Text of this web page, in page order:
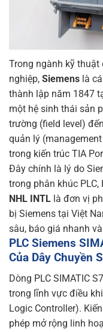
Trong ngành kỹ
nghiệp, Siemens là
thành lập năm 1847
một hệ sinh thái sản
trường (field level)
quản lý
trong kiến trúc TIA
Đây chính là lý do
trong phân khúc
NHL INTL là đơn vị
bị Siemens tại Việt
sâu, báo giá nhanh
PLC Siemens
Của Dây Chuyền
Dòng PLC SIMATIC
trong lĩnh vực điều
Logic Controller).
phép mở rộng linh